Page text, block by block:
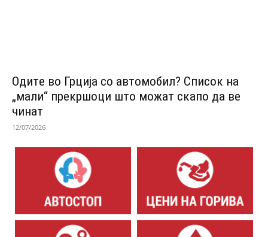
Одитe во Грција со автомобил? Список на
„мали“ прекршоци што можат скапо да ве
чинат
12/07/2026